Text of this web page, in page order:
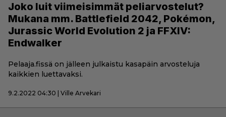
Joko luit viimeisimmät peliarvostelut?
Mukana mm. Battlefield 2042, Pokémon,
Jurassic World Evolution 2 ja FFXIV:
Endwalker
Pelaaja.fissä on jälleen julkaistu kasapäin arvosteluja
kaikkien luettavaksi.
9.2.2022 04:30 | Ville Arvekari